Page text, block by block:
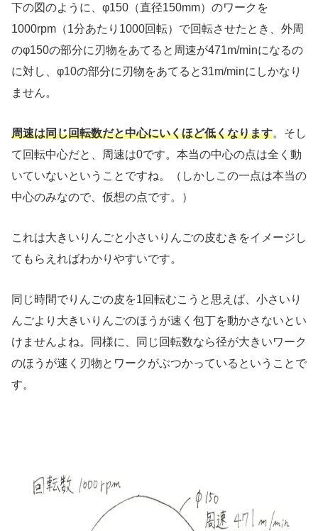
下の図のように、φ150（直径150mm）のワークを
1000rpm（1分あたり1000回転）で回転させたとき、外周
のφ150の部分に刃物をあてると周速が471m/minになるの
に対し、φ10の部分に刃物をあてると31m/minにしかなり
ません。
周速は同じ回転数だと中心にいくほど低くなります。そし
て回転中心だと、周速は0です。本当の中心の点は全く動
いていないということですね。（しかしこの一点は本当の
中心のみなので、仮想の点です。）
これは大きいりんごと小さいりんごの皮むきをイメージし
てもらえればわかりやすいです。
同じ時間でりんごの皮を1回転むこうと思えば、小さいり
んごより大きいりんごのほうが速く包丁を動かさないとい
けませんよね。同様に、同じ回転数なら径が大きいワーク
のほうが速く刃物とワークがぶつかっているということで
す。